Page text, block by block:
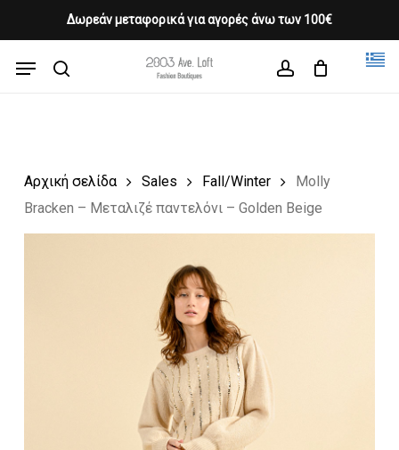
Δωρεάν μεταφορικά για αγορές άνω των 100€
content
Menu
Cart CLOSE
CART
Αρχική σελίδα Sales Fall/Winter
Molly
Bracken – Μεταλιζέ παντελόνι – Golden Beige
Close